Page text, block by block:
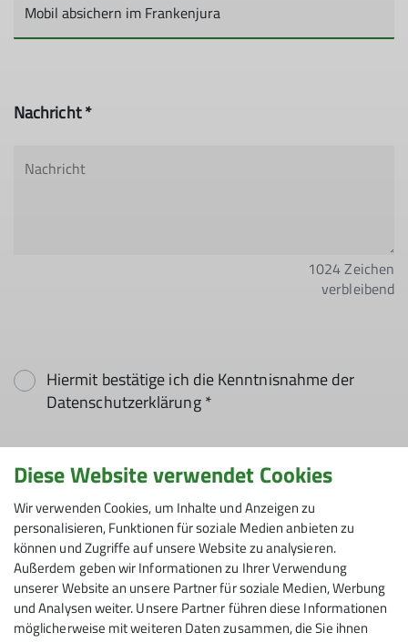
Nachricht *
1024Zeichen
verbleibend
Hiermit bestätige ich die Kenntnisnahme der
Datenschutzerklärung *
Hiermit erkläre ich mich einverstanden, dass
meine in das Kontaktformular eingegebenen
Daten elektronisch gesichert und zum Zweck der
Kontaktaufnahme verarbeitet und genutzt
werden. Mir ist bekannt, dass ich meine
Einwilligung jederzeit wiederrufen kann. *
Mit (*) markierte Felder
Diese Website verwendet Cookies
Wir verwenden Cookies, um Inhalte und Anzeigen zu
personalisieren, Funktionen für soziale Medien anbieten zu
können und Zugriffe auf unsere Website zu analysieren.
Außerdem geben wir Informationen zu Ihrer Verwendung
unserer Website an unsere Partner für soziale Medien, Werbung
und Analysen weiter. Unsere Partner führen diese Informationen
möglicherweise mit weiteren Daten zusammen, die Sie ihnen